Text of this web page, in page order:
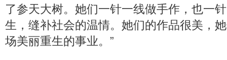
了参天大树。她们一针一线做手作，也一
生，缝补社会的温情。她们的作品很美，
场美丽重生的事业。”